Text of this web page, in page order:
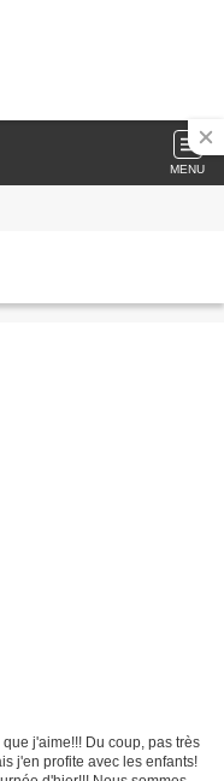
MENU
j'aime!!! Du coup, pas très
j'en profite avec les enfants!